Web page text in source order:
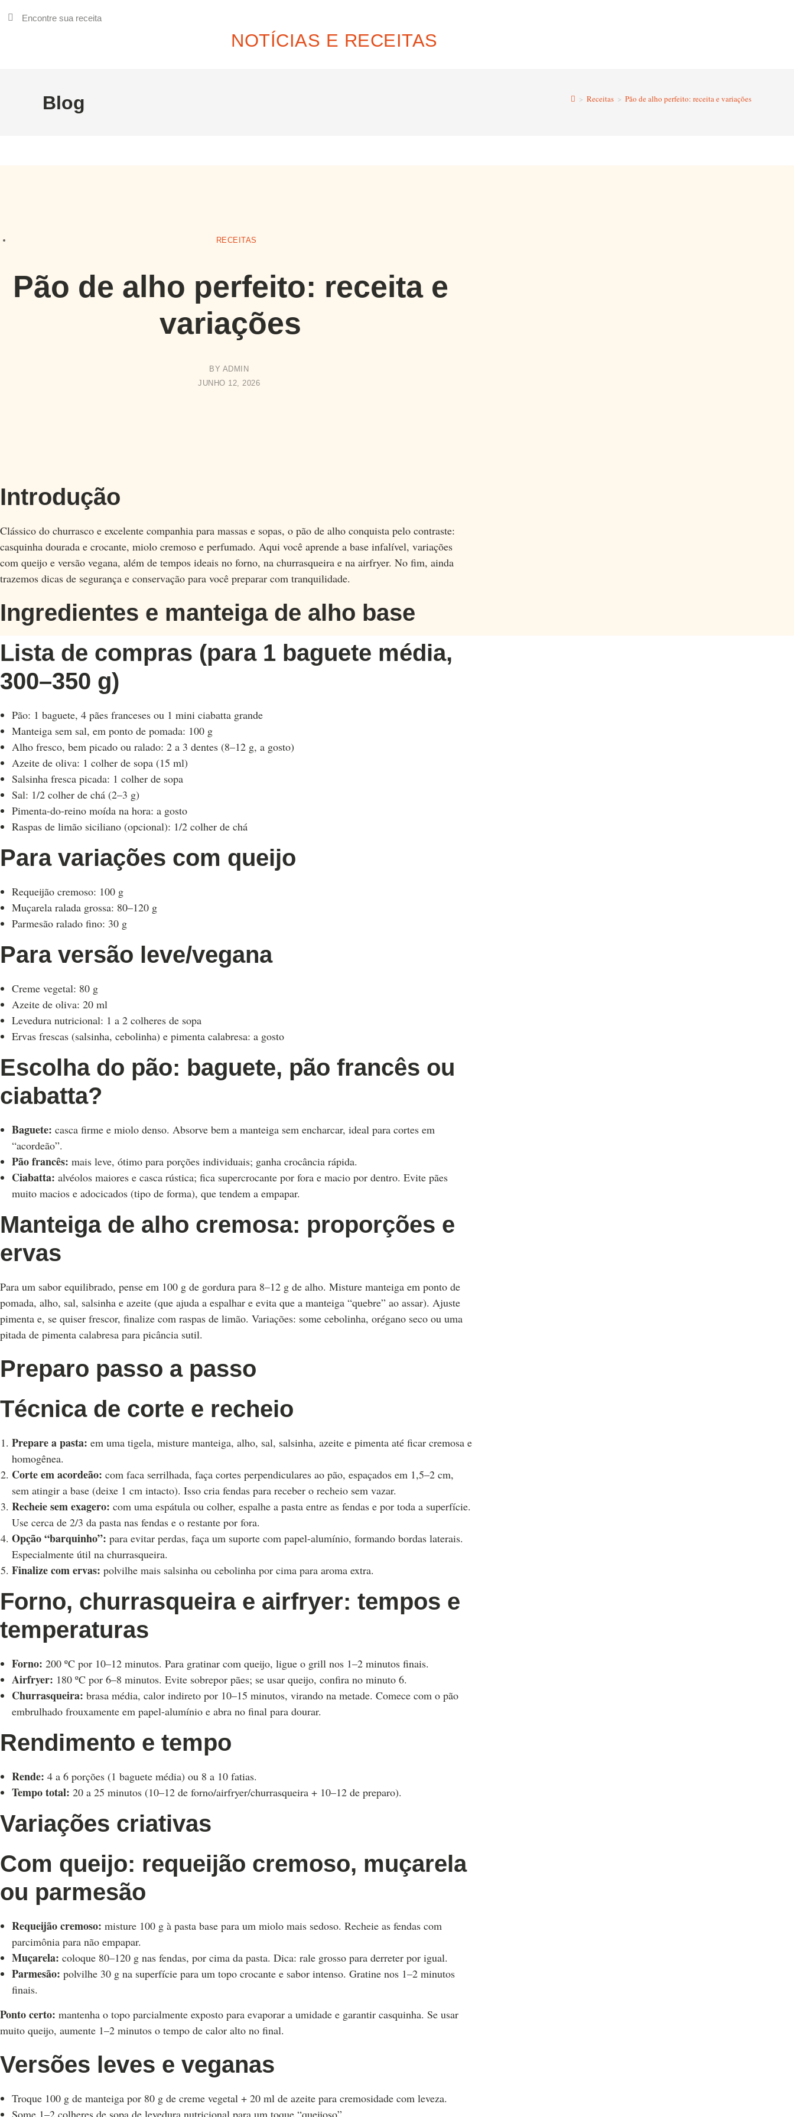
NOTÍCIAS E RECEITAS
Blog > Receitas > Pão de alho perfeito: receita e variações
RECEITAS
Pão de alho perfeito: receita e
variações
BY ADMIN
JUNHO 12, 2026
Introdução
Clássico do churrasco e excelente companhia para massas e sopas, o pão de alho conquista pelo contraste:
casquinha dourada e crocante, miolo cremoso e perfumado. Aqui você aprende a base infalível, variações
com queijo e versão vegana, além de tempos ideais no forno, na churrasqueira e na airfryer. No fim, ainda
trazemos dicas de segurança e conservação para você preparar com tranquilidade.
Ingredientes e manteiga de alho base
Lista de compras (para 1 baguete média,
300–350 g)
Pão: 1 baguete, 4 pães franceses ou 1 mini ciabatta grande
Manteiga sem sal, em ponto de pomada: 100 g
Alho fresco, bem picado ou ralado: 2 a 3 dentes (8–12 g, a gosto)
Azeite de oliva: 1 colher de sopa (15 ml)
Salsinha fresca picada: 1 colher de sopa
Sal: 1/2 colher de chá (2–3 g)
Pimenta-do-reino moída na hora: a gosto
Raspas de limão siciliano (opcional): 1/2 colher de chá
Para variações com queijo
Requeijão cremoso: 100 g
Muçarela ralada grossa: 80–120 g
Parmesão ralado fino: 30 g
Para versão leve/vegana
Creme vegetal: 80 g
Azeite de oliva: 20 ml
Levedura nutricional: 1 a 2 colheres de sopa
Ervas frescas (salsinha, cebolinha) e pimenta calabresa: a gosto
Escolha do pão: baguete, pão francês ou
ciabatta?
Baguete: casca firme e miolo denso. Absorve bem a manteiga sem encharcar, ideal para cortes em
“acordeão”.
Pão francês: mais leve, ótimo para porções individuais; ganha crocância rápida.
Ciabatta: alvéolos maiores e casca rústica; fica supercrocante por fora e macio por dentro. Evite pães
muito macios e adocicados (tipo de forma), que tendem a empapar.
Manteiga de alho cremosa: proporções e
ervas
Para um sabor equilibrado, pense em 100 g de gordura para 8–12 g de alho. Misture manteiga em ponto de
pomada, alho, sal, salsinha e azeite (que ajuda a espalhar e evita que a manteiga “quebre” ao assar). Ajuste
pimenta e, se quiser frescor, finalize com raspas de limão. Variações: some cebolinha, orégano seco ou uma
pitada de pimenta calabresa para picância sutil.
Preparo passo a passo
Técnica de corte e recheio
Prepare a pasta: em uma tigela, misture manteiga, alho, sal, salsinha, azeite e pimenta até ficar cremosa e
homogênea.
Corte em acordeão: com faca serrilhada, faça cortes perpendiculares ao pão, espaçados em 1,5–2 cm,
sem atingir a base (deixe 1 cm intacto). Isso cria fendas para receber o recheio sem vazar.
Recheie sem exagero: com uma espátula ou colher, espalhe a pasta entre as fendas e por toda a superfície.
Use cerca de 2/3 da pasta nas fendas e o restante por fora.
Opção “barquinho”: para evitar perdas, faça um suporte com papel-alumínio, formando bordas laterais.
Especialmente útil na churrasqueira.
Finalize com ervas: polvilhe mais salsinha ou cebolinha por cima para aroma extra.
Forno, churrasqueira e airfryer: tempos e
temperaturas
Forno: 200 ºC por 10–12 minutos. Para gratinar com queijo, ligue o grill nos 1–2 minutos finais.
Airfryer: 180 ºC por 6–8 minutos. Evite sobrepor pães; se usar queijo, confira no minuto 6.
Churrasqueira: brasa média, calor indireto por 10–15 minutos, virando na metade. Comece com o pão
embrulhado frouxamente em papel-alumínio e abra no final para dourar.
Rendimento e tempo
Rende: 4 a 6 porções (1 baguete média) ou 8 a 10 fatias.
Tempo total: 20 a 25 minutos (10–12 de forno/airfryer/churrasqueira + 10–12 de preparo).
Variações criativas
Com queijo: requeijão cremoso, muçarela
ou parmesão
Requeijão cremoso: misture 100 g à pasta base para um miolo mais sedoso. Recheie as fendas com
parcimônia para não empapar.
Muçarela: coloque 80–120 g nas fendas, por cima da pasta. Dica: rale grosso para derreter por igual.
Parmesão: polvilhe 30 g na superfície para um topo crocante e sabor intenso. Gratine nos 1–2 minutos
finais.
Ponto certo: mantenha o topo parcialmente exposto para evaporar a umidade e garantir casquinha. Se usar
muito queijo, aumente 1–2 minutos o tempo de calor alto no final.
Versões leves e veganas
Troque 100 g de manteiga por 80 g de creme vegetal + 20 ml de azeite para cremosidade com leveza.
Some 1–2 colheres de sopa de levedura nutricional para um toque “queijoso”.